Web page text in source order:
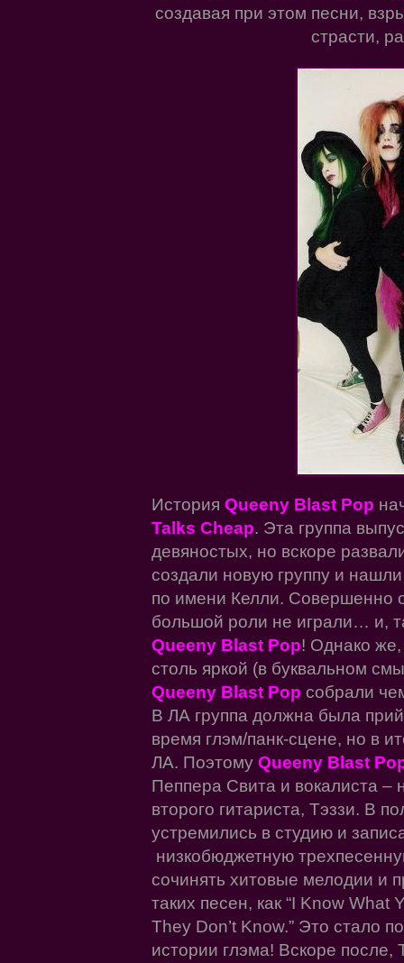
создавая при этом песни,
страсти,
История Queeny Blast Pop
Talks Cheap. Эта группа
девяностых, но вскоре
создали новую группу и
по имени Келли. Совершенно
большой роли не играли… и,
Queeny Blast Pop! Однако
столь яркой (в буквальном
Queeny Blast Pop собрали
В ЛА группа должна была
время глэм/панк-сцене, но в
ЛА. Поэтому Queeny Blast
Пеппера Свита и вокалиста
второго гитариста, Тэззи. В
устремились в студию и
низкобюджетную
сочинять хитовые мелодии и
таких песен, как “I Know What
They Don’t Know.” Это стало
истории глэма! Вскоре после,